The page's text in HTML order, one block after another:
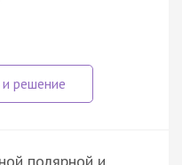
полярной и